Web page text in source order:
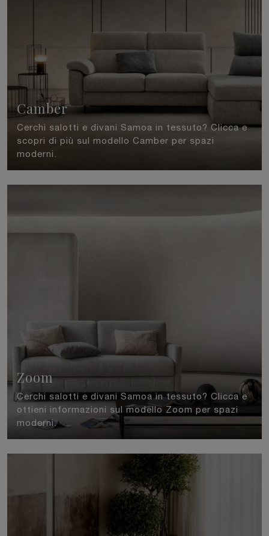
Camber
Cerchi salotti e divani Samoa in tessuto? Clicca e
scopri di più sul modello Camber per spazi
moderni.
Zoom
Cerchi salotti e divani Samoa in tessuto? Clicca e
ottieni informazioni sul modello Zoom per spazi
moderni.